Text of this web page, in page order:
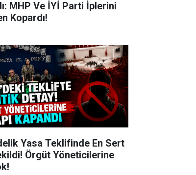
MHP Ve İYİ Parti İplerini
Kopardı!
Yasa Teklifinde En Sert
Örgüt Yöneticilerine